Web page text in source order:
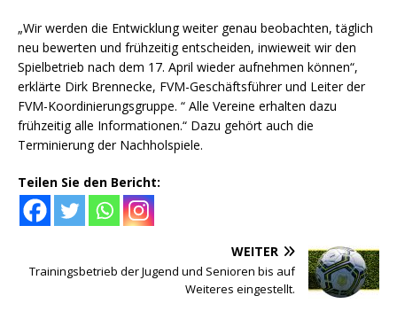
„Wir werden die Entwicklung weiter genau beobachten, täglich
neu bewerten und frühzeitig entscheiden, inwieweit wir den
Spielbetrieb nach dem 17. April wieder aufnehmen können“,
erklärte Dirk Brennecke, FVM-Geschäftsführer und Leiter der
FVM-Koordinierungsgruppe. “ Alle Vereine erhalten dazu
frühzeitig alle Informationen.“ Dazu gehört auch die
Terminierung der Nachholspiele.
Teilen Sie den Bericht:
WEITER
Trainingsbetrieb der Jugend und Senioren bis auf
Weiteres eingestellt.